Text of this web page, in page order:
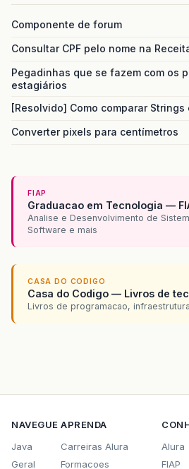
Componente de forum
Consultar CPF pelo nome na
Pegadinhas que se fazem com os
estagiários
[Resolvido] Como comparar Strings
Converter pixels para centímetros
FIAP
Graduacao em Tecnologia —
Analise e Desenvolvimento de
Software e mais
CASA DO CODIGO
Casa do Codigo — Livros de
Livros de programacao,
NAVEGUE
Java
Geral
APRENDA
Carreiras Alura
Formacoes
Alura
FIAP